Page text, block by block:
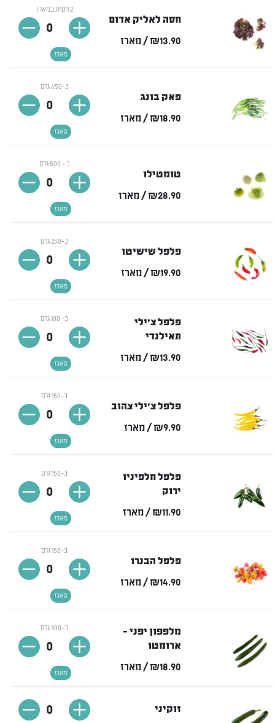
חסה לאליק אדום
₪13.90/ מארז
2 חסות במארז
מארז
0
פאק בונג
₪18.90/ מארז
כ-450 גרם
מארז
0
טומטילו
₪28.90/ מארז
כ - 500 גרם
מארז
0
פלפל שישיטו
₪19.90/ מארז
כ-250 גרם
מארז
0
פלפל צ'ילי
תאילנדי
₪13.90/ מארז
כ- 100 גרם
מארז
0
פלפל צ'ילי צהוב
₪9.90/ מארז
כ-150 גרם
מארז
0
פלפל חלפיניו
ירוק
₪11.90/ מארז
כ-150 גרם
מארז
0
פלפל הבנרו
₪14.90/ מארז
כ-150 גרם
מארז
0
מלפפון יפני -
ארומטו
₪18.90/ מארז
כ-900 גרם
מארז
0
זוקיני 0